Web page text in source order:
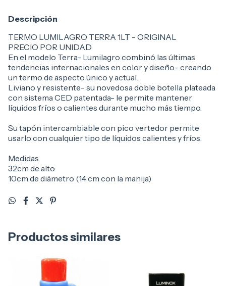
Descripción
TERMO LUMILAGRO TERRA 1LT - ORIGINAL
PRECIO POR UNIDAD
En el modelo Terra- Lumilagro combinó las últimas
tendencias internacionales en color y diseño- creando
un termo de aspecto único y actual.
Liviano y resistente- su novedosa doble botella plateada
con sistema CED patentada- le permite mantener
líquidos fríos o calientes durante mucho más tiempo.
Su tapón intercambiable con pico vertedor permite
usarlo con cualquier tipo de líquidos calientes y fríos.
Medidas
32cm de alto
10cm de diámetro (14 cm con la manija)
Productos similares